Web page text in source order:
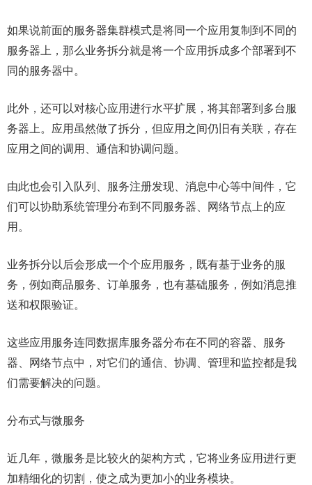
如果说前面的服务器集群模式是将同一个应用复制到不同的
服务器上，那么业务拆分就是将一个应用拆成多个部署到不
同的服务器中。
此外，还可以对核心应用进行水平扩展，将其部署到多台服
务器上。应用虽然做了拆分，但应用之间仍旧有关联，存在
应用之间的调用、通信和协调问题。
由此也会引入队列、服务注册发现、消息中心等中间件，它
们可以协助系统管理分布到不同服务器、网络节点上的应
用。
业务拆分以后会形成一个个应用服务，既有基于业务的服
务，例如商品服务、订单服务，也有基础服务，例如消息推
送和权限验证。
这些应用服务连同数据库服务器分布在不同的容器、服务
器、网络节点中，对它们的通信、协调、管理和监控都是我
们需要解决的问题。
分布式与微服务
近几年，微服务是比较火的架构方式，它将业务应用进行更
加精细化的切割，使之成为更加小的业务模块。